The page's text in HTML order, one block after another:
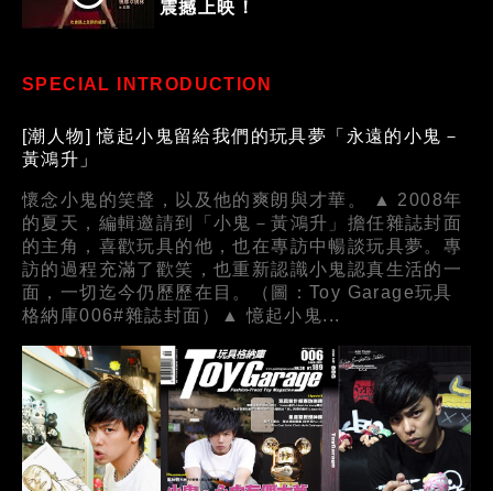
震撼上映！
SPECIAL INTRODUCTION
[潮人物] 憶起小鬼留給我們的玩具夢「永遠的小鬼－
黃鴻升」
懷念小鬼的笑聲，以及他的爽朗與才華。 ▲ 2008年
的夏天，編輯邀請到「小鬼－黃鴻升」擔任雜誌封面
的主角，喜歡玩具的他，也在專訪中暢談玩具夢。專
訪的過程充滿了歡笑，也重新認識小鬼認真生活的一
面，一切迄今仍歷歷在目。（圖：Toy Garage玩具
格納庫006#雜誌封面）▲ 憶起小鬼...